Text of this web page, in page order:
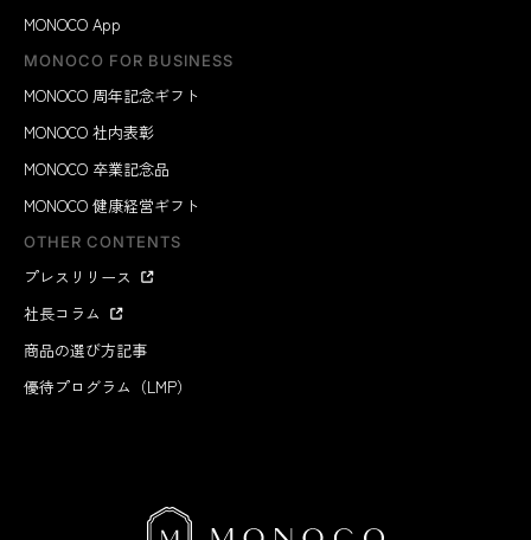
MONOCO App
MONOCO FOR BUSINESS
MONOCO 周年記念ギフト
MONOCO 社内表彰
MONOCO 卒業記念品
MONOCO 健康経営ギフト
OTHER CONTENTS
プレスリリース
社長コラム
商品の選び方記事
優待プログラム（LMP）